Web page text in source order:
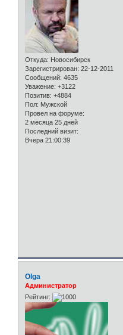
Откуда: Новосибирск
Зарегистрирован: 22-12-2011
Сообщений: 4635
Уважение: +3122
Позитив: +4884
Пол: Мужской
Провел на форуме:
2 месяца 25 дней
Последний визит:
Вчера 21:00:39
Olga
Администратор
Рейтинг: